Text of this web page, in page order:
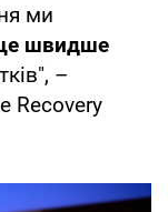
ми
швидше
–
Recovery